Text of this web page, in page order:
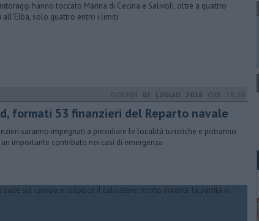
hanno toccato Marina di Cecina e Salivoli, oltre a quattro
all'Elba, solo quattro entro i limiti
GIOVEDÌ 02 LUGLIO 2026 ORE 18:20
formati 53 finanzieri del Reparto navale
saranno impegnati a presidiare le località turistiche e potranno
un importante contributo nei casi di emergenza